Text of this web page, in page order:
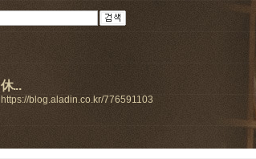
休...
https://blog.aladin.co.kr/776591103